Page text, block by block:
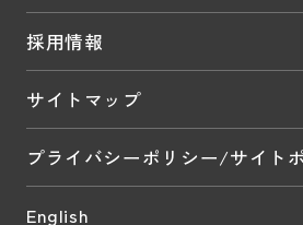
採用情報
サイトマップ
プライバシーポリシー/サイト
English